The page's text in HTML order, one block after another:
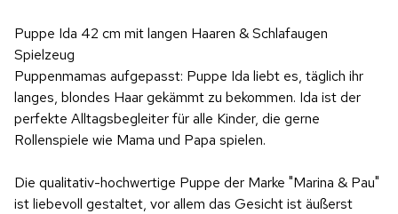
Puppe Ida 42 cm mit langen Haaren & Schlafaugen
Spielzeug
Puppenmamas aufgepasst: Puppe Ida liebt es, täglich ihr
langes, blondes Haar gekämmt zu bekommen. Ida ist der
perfekte Alltagsbegleiter für alle Kinder, die gerne
Rollenspiele wie Mama und Papa spielen.
Die qualitativ-hochwertige Puppe der Marke "Marina & Pau"
ist liebevoll gestaltet, vor allem das Gesicht ist äußerst